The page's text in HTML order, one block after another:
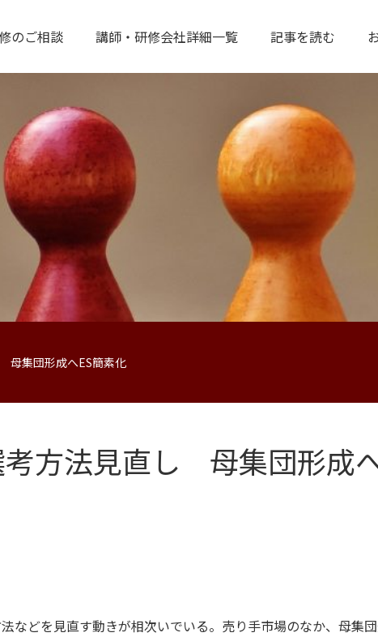
のご相談 講師・研修会社詳細一覧 記事を読む
集団形成へES簡素化
方法見直し 母集団形成
などを見直す動きが相次いでいる。売り手市場のなか、母集